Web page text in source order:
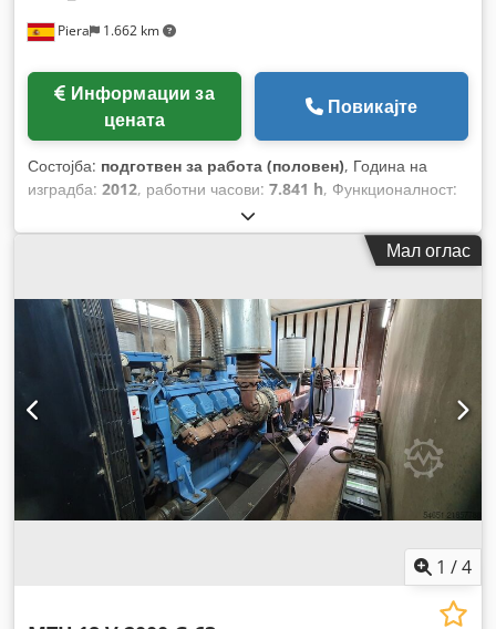
Piera 1.662 km
цената
Повикајте
Состојба: подготвен за работа (половен), Година на
изградба: 2012, работни часови: 7.841 h, Функционалност:
Мал оглас
1 /4